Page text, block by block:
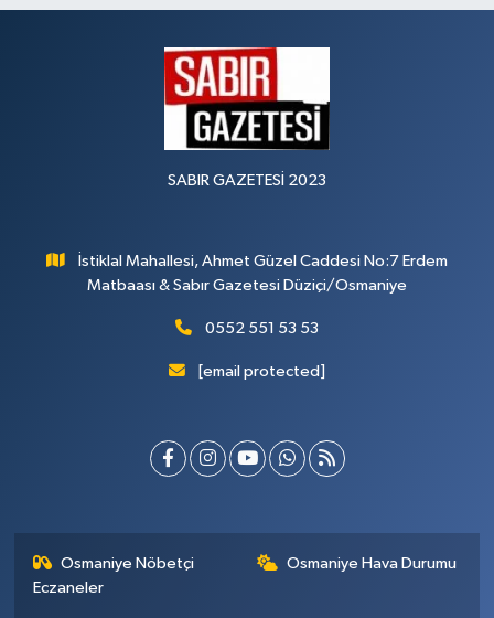
SABIR GAZETESİ 2023
İstiklal Mahallesi, Ahmet Güzel Caddesi No:7 Erdem
Matbaası & Sabır Gazetesi Düziçi/Osmaniye
0552 551 53 53
[email protected]
Osmaniye Nöbetçi
Eczaneler
Osmaniye Hava Durumu